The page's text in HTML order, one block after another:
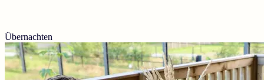
Übernachten